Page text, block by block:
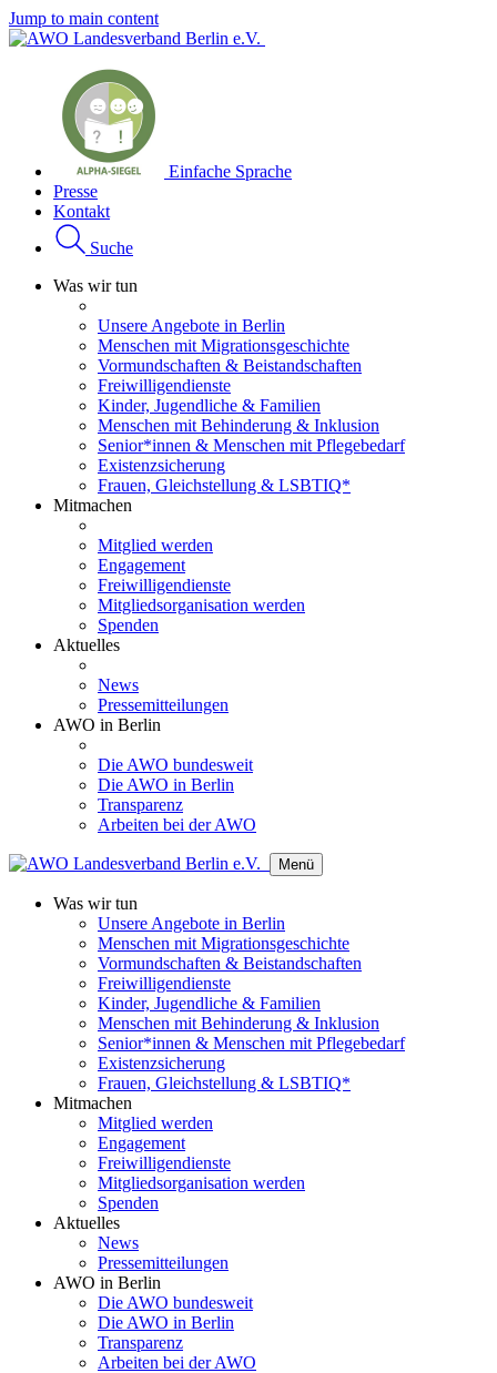
Jump to main content
Einfache Sprache
Presse
Kontakt
Suche
Was wir tun
Unsere Angebote in Berlin
Menschen mit Migrationsgeschichte
Vormundschaften & Beistandschaften
Freiwilligendienste
Kinder, Jugendliche & Familien
Menschen mit Behinderung & Inklusion
Senior*innen & Menschen mit Pflegebedarf
Existenzsicherung
Frauen, Gleichstellung & LSBTIQ*
Mitmachen
Mitglied werden
Engagement
Freiwilligendienste
Mitgliedsorganisation werden
Spenden
Aktuelles
News
Pressemitteilungen
AWO in Berlin
Die AWO bundesweit
Die AWO in Berlin
Transparenz
Arbeiten bei der AWO
Menü
Was wir tun
Unsere Angebote in Berlin
Menschen mit Migrationsgeschichte
Vormundschaften & Beistandschaften
Freiwilligendienste
Kinder, Jugendliche & Familien
Menschen mit Behinderung & Inklusion
Senior*innen & Menschen mit Pflegebedarf
Existenzsicherung
Frauen, Gleichstellung & LSBTIQ*
Mitmachen
Mitglied werden
Engagement
Freiwilligendienste
Mitgliedsorganisation werden
Spenden
Aktuelles
News
Pressemitteilungen
AWO in Berlin
Die AWO bundesweit
Die AWO in Berlin
Transparenz
Arbeiten bei der AWO